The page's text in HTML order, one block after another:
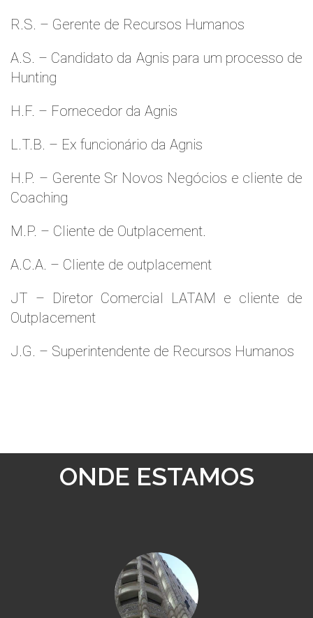
R.S. – Gerente de Recursos Humanos
A.S. – Candidato da Agnis para um processo de
Hunting
H.F. – Fornecedor da Agnis
L.T.B. – Ex funcionário da Agnis
H.P. – Gerente Sr Novos Negócios e cliente de
Coaching
M.P. – Cliente de Outplacement.
A.C.A. – Cliente de outplacement
JT – Diretor Comercial LATAM e cliente de
Outplacement
J.G. – Superintendente de Recursos Humanos
ONDE ESTAMOS